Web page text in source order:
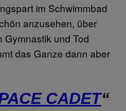
im Schwimmbad
anzusehen, über
Gymnastik und Tod
das Ganze dann aber
CADET“